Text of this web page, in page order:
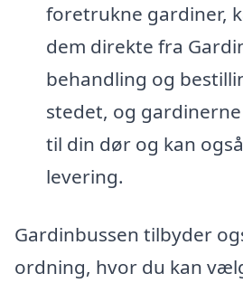
foretrukne gardiner,
dem direkte fra
behandling og
stedet, og
til din dør og kan
levering.
Gardinbussen tilbyder
ordning, hvor du kan